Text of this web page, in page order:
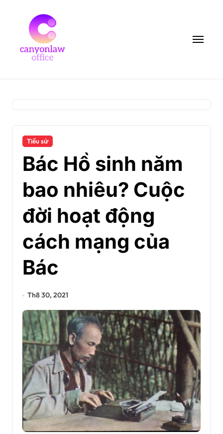
Tiểu sử
Bác Hồ sinh năm
bao nhiêu? Cuộc
đời hoạt động
cách mạng của
Bác
Th8 30, 2021